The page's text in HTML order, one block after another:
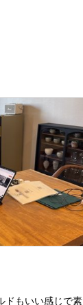
ドもいい感じで素